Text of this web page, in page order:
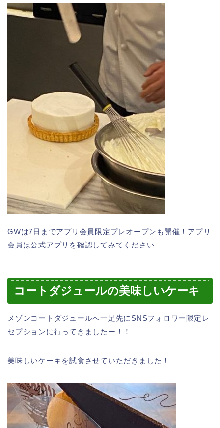
GWは7日までアプリ会員限定プレオープンも開催！アプリ
会員は公式アプリを確認してみてください
コートダジュールの美味しいケーキ
メゾンコートダジュールへ一足先にSNSフォロワー限定レ
セプションに行ってきましたー！！
美味しいケーキを試食させていただきました！